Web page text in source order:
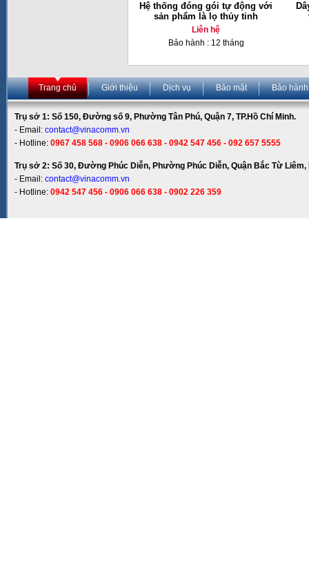
Hệ thống đóng gói tự động với
sản phẩm là lọ thủy tinh
Liên hệ
Bảo hành : 12 tháng
Trang chủ Giới thiệu Dịch vụ Bảo mật Bảo hành
Trụ sở 1: Số 150, Đường số 9, Phường Tân Phú, Quận 7, TP.Hồ Chí Minh.
- Email: contact@vinacomm.vn
- Hotline: 0967 458 568 - 0906 066 638 - 0942 547 456 - 092 657 5555
Trụ sở 2: Số 30, Đường Phúc Diễn, Phường Phúc Diễn, Quận Bắc Từ Liêm,
- Email: contact@vinacomm.vn
- Hotline: 0942 547 456 - 0906 066 638 - 0902 226 359